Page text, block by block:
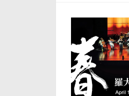
主等众多奖项
精彩的演唱会
底的回忆！ 【